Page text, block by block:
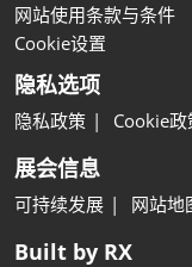
网站使用条款与条件
Cookie设置
隐私选项
隐私政策 Cookie政
展会信息
可持续发展 网站地
Built by RX